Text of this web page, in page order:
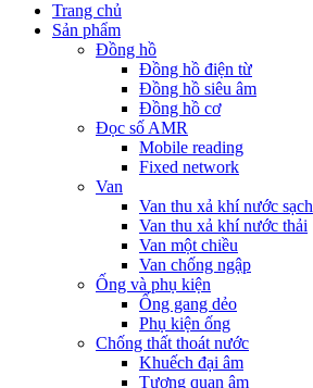
Trang chủ
Sản phẩm
Đồng hồ
Đồng hồ điện từ
Đồng hồ siêu âm
Đồng hồ cơ
Đọc số AMR
Mobile reading
Fixed network
Van
Van thu xả khí nước sạch
Van thu xả khí nước thải
Van một chiều
Van chống ngập
Ống và phụ kiện
Ống gang dẻo
Phụ kiện ống
Chống thất thoát nước
Khuếch đại âm
Tương quan âm